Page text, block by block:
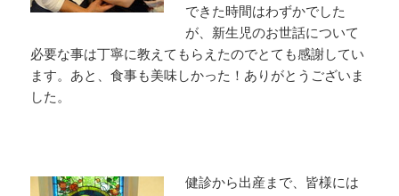
できた時間はわずかでした
が、新生児のお世話について
必要な事は丁寧に教えてもらえたのでとても感謝してい
ます。あと、食事も美味しかった！ありがとうございま
した。
健診から出産まで、皆様には